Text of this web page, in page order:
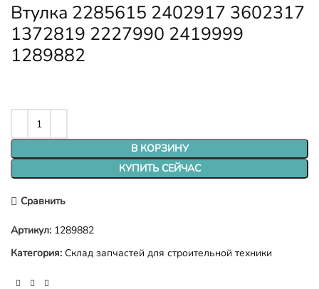
Втулка 2285615 2402917 3602317
1372819 2227990 2419999
1289882
В КОРЗИНУ
КУПИТЬ СЕЙЧАС
Сравнить
Артикул: 1289882
Категория: Склад запчастей для строительной техники